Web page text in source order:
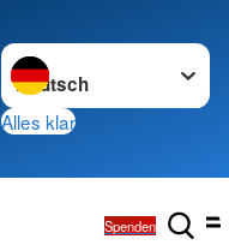
Sprache wechseln zu
Alles klar
Spenden